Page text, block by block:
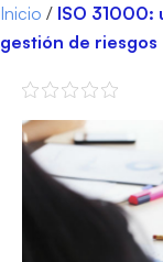
Inicio / ISO 31000:
gestión de riesgos